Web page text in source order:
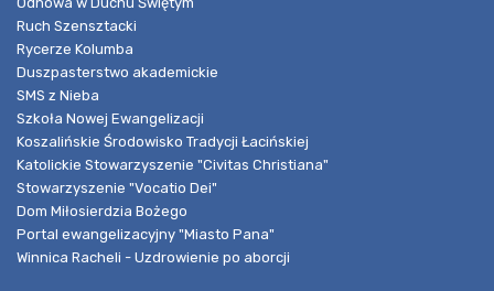
Ruch Szensztacki
Rycerze Kolumba
Duszpasterstwo akademickie
SMS z Nieba
Szkoła Nowej Ewangelizacji
Koszalińskie Środowisko Tradycji Łacińskiej
Katolickie Stowarzyszenie "Civitas Christiana"
Stowarzyszenie "Vocatio Dei"
Dom Miłosierdzia Bożego
Portal ewangelizacyjny "Miasto Pana"
Winnica Racheli - Uzdrowienie po aborcji